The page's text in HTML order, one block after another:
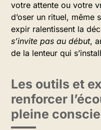
votre attente ou votre
d’oser un rituel, même
expir ralentissent la
s’invite pas au début,
de la lenteur qui
Les outils et
renforcer
pleine